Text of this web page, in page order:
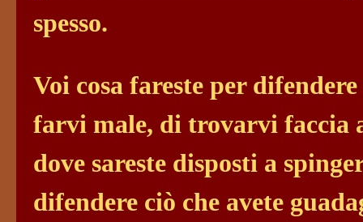
spesso.
Voi cosa fareste per
farvi male, di trovarvi faccia
dove sareste disposti a
difendere ciò che avete